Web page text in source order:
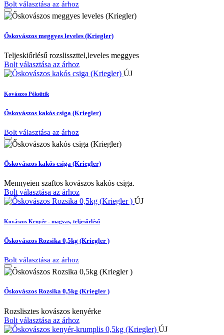
Bolt választása az árhoz
Őskovászos meggyes leveles (Kriegler)
Teljeskiőrlésű rozslisszttel,leveles meggyes
Bolt választása az árhoz
ÚJ
Kovászos Péksütik
Őskovászos kakós csiga (Kriegler)
Bolt választása az árhoz
Őskovászos kakós csiga (Kriegler)
Mennyeien szaftos kovászos kakós csiga.
Bolt választása az árhoz
ÚJ
Kovászos Kenyér - magvas, teljesőrlésű
Őskovászos Rozsika 0,5kg (Kriegler )
Bolt választása az árhoz
Őskovászos Rozsika 0,5kg (Kriegler )
Rozslisztes kovászos kenyérke
Bolt választása az árhoz
ÚJ